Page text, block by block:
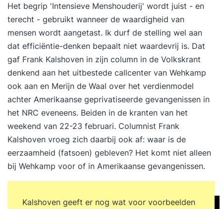
Het begrip 'Intensieve Menshouderij' wordt juist - en
terecht - gebruikt wanneer de waardigheid van
mensen wordt aangetast. Ik durf de stelling wel aan
dat efficiëntie-denken bepaalt niet waardevrij is. Dat
gaf Frank Kalshoven in zijn column in de Volkskrant
denkend aan het uitbestede callcenter van Wehkamp
ook aan en Merijn de Waal over het verdienmodel
achter Amerikaanse geprivatiseerde gevangenissen in
het NRC eveneens. Beiden in de kranten van het
weekend van 22-23 februari. Columnist Frank
Kalshoven vroeg zich daarbij ook af: waar is de
eerzaamheid (fatsoen) gebleven? Het komt niet alleen
bij Wehkamp voor of in Amerikaanse gevangenissen.
Kalshoven geeft er nog wat voor voorbeelden